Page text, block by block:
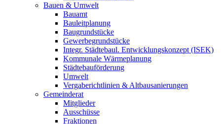
Bauen & Umwelt
Bauamt
Bauleitplanung
Baugrundstücke
Gewerbegrundstücke
Integr. Städtebaul. Entwicklungskonzept (ISEK)
Kommunale Wärmeplanung
Städtebauförderung
Umwelt
Vergaberichtlinien & Altbausanierungen
Gemeinderat
Mitglieder
Ausschüsse
Fraktionen